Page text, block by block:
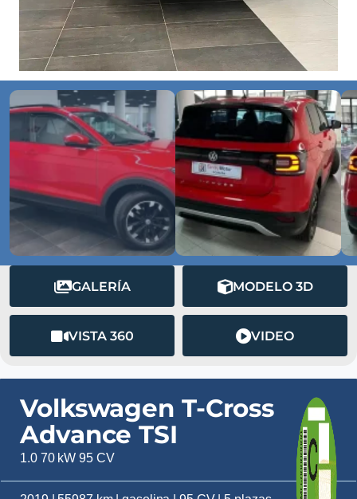
GALERÍA MODELO 3D
VISTA 360 VIDEO
Volkswagen T-Cross
Advance TSI
1.0 70 kW 95 CV